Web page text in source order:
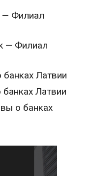
— Филиал
— Филиал
Латвии
Латвии
о банках